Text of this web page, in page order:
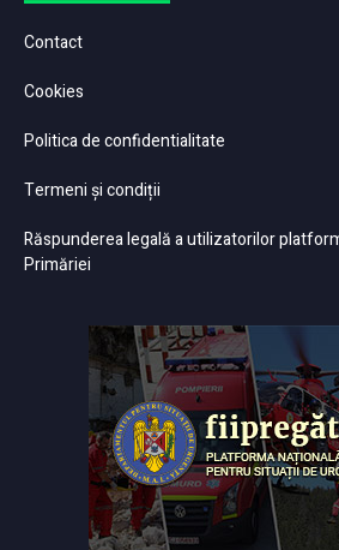
Contact
Cookies
Politica de confidentialitate
Termeni și condiții
Răspunderea legală a utilizatorilor
Primăriei